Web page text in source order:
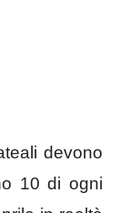
devono
10 di ogni